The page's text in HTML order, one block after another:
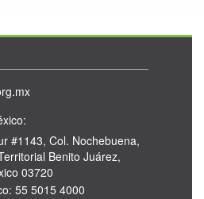
#1143, Col. Nochebuena,
Benito Juárez,
03720
55 5015 4000